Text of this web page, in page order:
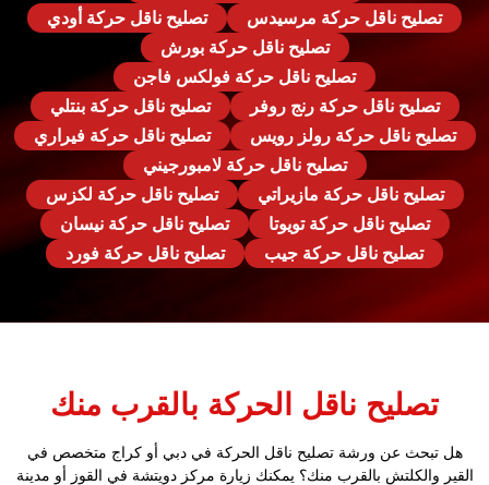
تصليح ناقل حركة مرسيدس
تصليح ناقل حركة أودي
تصليح ناقل حركة بورش
تصليح ناقل حركة فولكس فاجن
تصليح ناقل حركة رنج روفر
تصليح ناقل حركة بنتلي
تصليح ناقل حركة رولز رويس
تصليح ناقل حركة فيراري
تصليح ناقل حركة لامبورجيني
تصليح ناقل حركة مازيراتي
تصليح ناقل حركة لكزس
تصليح ناقل حركة تويوتا
تصليح ناقل حركة نيسان
تصليح ناقل حركة جيب
تصليح ناقل حركة فورد
تصليح ناقل الحركة بالقرب منك
هل تبحث عن ورشة تصليح ناقل الحركة في دبي أو كراج متخصص في
القير والكلتش بالقرب منك؟ يمكنك زيارة مركز دويتشة في القوز أو مدينة